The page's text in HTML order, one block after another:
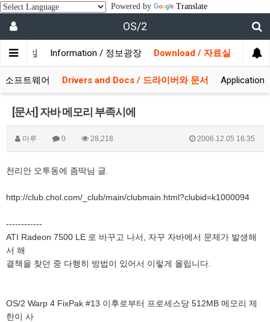
Powered by Translate
OS/2
자모임 Information / 정보광장 Download / 자료실
소프트웨어 Drivers and Docs / 드라이버와 문서
[문서] 자바 메모리 부족시에
마루 0 28,218 2006.12.05 16:35
천리안 오투동에 좀딱님 글.
http://club.chol.com/_club/main/clubmain.html?clubid=k1000094
------------
ATI Radeon 7500 LE 로 바꾸고 나서, 자꾸 자바에서 문제가 발생해
서 해
결책을 찾던 중 다행히 방법이 있어서 이렇게 올립니다.
OS/2 Warp 4 FixPak #13 이후로부터 프로세스당 512MB 메모리 제
한이 사